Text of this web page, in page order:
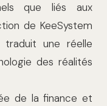
que liés aux
de KeeSystem
une réelle
des réalités
de la finance et